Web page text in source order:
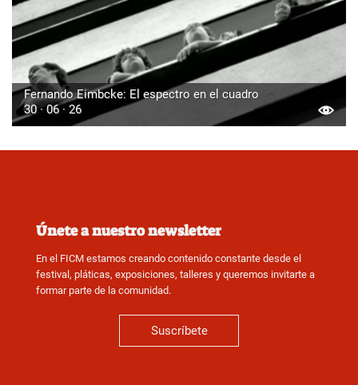
Fernando Eimbcke: El espectro en el cuadro
30 · 06 · 26
Únete a nuestro newsletter
En el FICM estamos creando contenido constante desde el
festival, pláticas, exposiciones, talleres y queremos invitarte a
formar parte de la comunidad.
Suscríbete